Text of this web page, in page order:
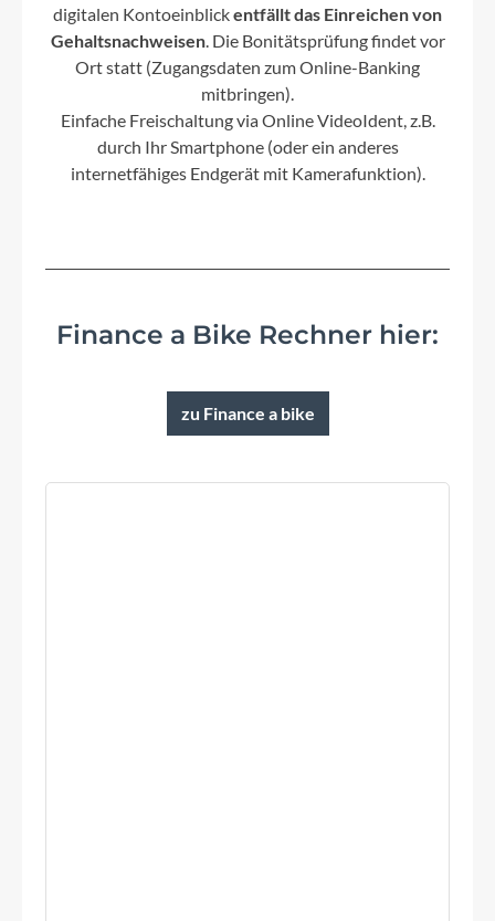
digitalen Kontoeinblickentfällt das Einreichen von
Gehaltsnachweisen. Die Bonitätsprüfung findet vor
Ort statt (Zugangsdaten zum Online-Banking
mitbringen).
Einfache Freischaltung via Online VideoIdent, z.B.
durch Ihr Smartphone (oder ein anderes
internetfähiges Endgerät mit Kamerafunktion).
Finance a Bike Rechner hier:
zu Finance a bike